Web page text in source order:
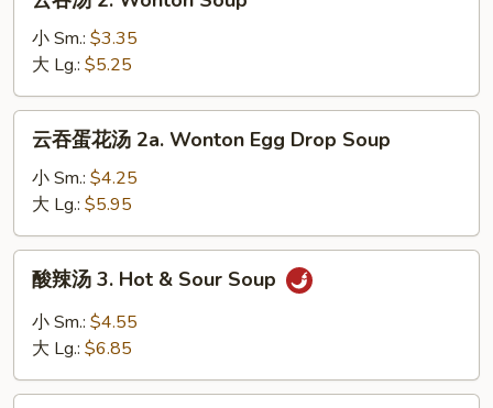
Wonton
Soup
小 Sm.: $3.35
大 Lg.: $5.25
汤
2a.
Wonton
Egg
Drop
Soup
云吞蛋花汤 2a. Wonton Egg Drop Soup
小 Sm.: $4.25
大 Lg.: $5.95
&
酸辣汤 3. Hot & Sour Soup
小 Sm.: $4.55
大 Lg.: $6.85